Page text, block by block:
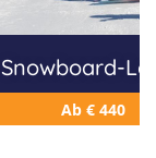
Snowboard-
Ab € 440